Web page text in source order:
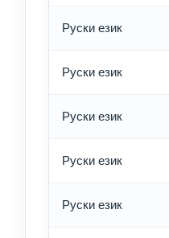
Руски език
Руски език
Руски език
Руски език
Руски език